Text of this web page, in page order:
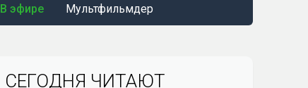
В эфире Мультфильмдер
СЕГОДНЯ ЧИТАЮТ